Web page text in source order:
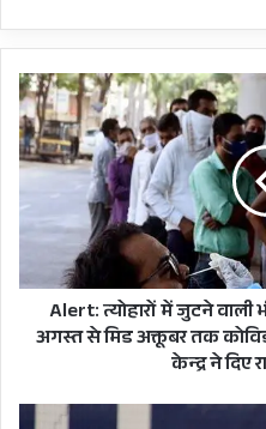
भारी बारिश का अंदेशा है।
मैदानी जिलों में हल्की
UTTARAKHAND
Alert:
त्योहारों
में
जुटने
वाली
भीड़
है
स्प्रेडर,
से
Alert: त्योहारों में जुटने वाली
अगस्त से मिड अक्तूबर तक
केन्द्र ने दिए